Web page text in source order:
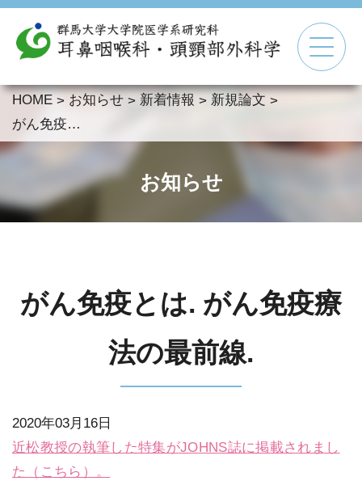
HOME > お知らせ > 新着情報 > 新規論文 >
がん免疫とは. がん免疫療法の最前線.
お知らせ
がん免疫とは. がん免疫療
法の最前線.
2020年03月16日
近松教授の執筆した特集がJOHNS誌に掲載されまし
た（こちら）。